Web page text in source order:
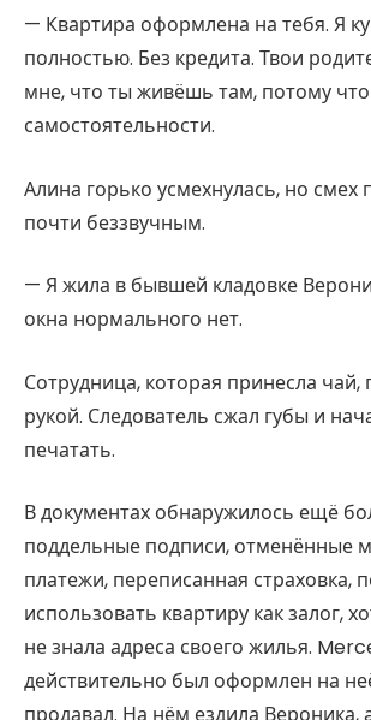
— Квартира оформлена на тебя. Я
полностью. Без кредита. Твои
мне, что ты живёшь там, потому
самостоятельности.
Алина горько усмехнулась, но смех
почти беззвучным.
— Я жила в бывшей кладовке
окна нормального нет.
Сотрудница, которая принесла
рукой. Следователь сжал губы и
печатать.
В документах обнаружилось ещё
поддельные подписи, отменённые
платежи, переписанная страховка,
использовать квартиру как залог,
не знала адреса своего жилья.
действительно был оформлен на